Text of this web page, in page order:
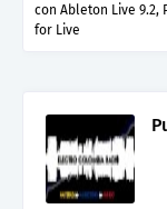
con Ableton Live 9.2,
for Live